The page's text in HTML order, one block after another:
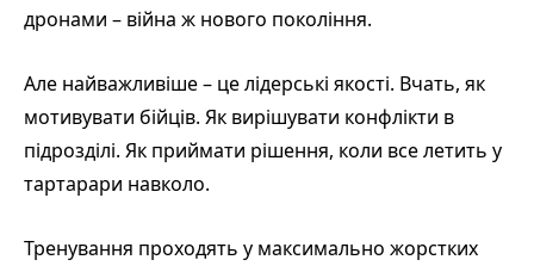
дронами – війна ж нового покоління.
Але найважливіше – це лідерські якості. Вчать, як
мотивувати бійців. Як вирішувати конфлікти в
підрозділі. Як приймати рішення, коли все летить у
тартарари навколо.
Тренування проходять у максимально жорстких